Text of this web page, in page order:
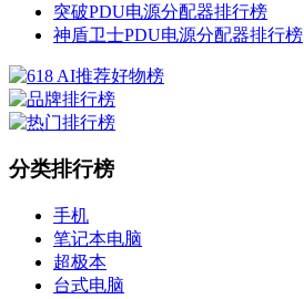
突破PDU电源分配器排行榜
神盾卫士PDU电源分配器排行榜
分类排行榜
手机
笔记本电脑
超极本
台式电脑